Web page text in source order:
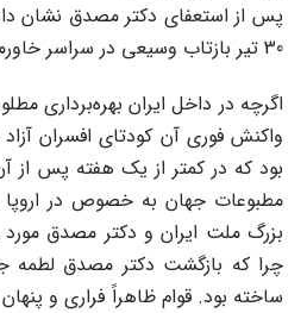
پس از استعفای دکتر مصدق نشان
30 تیر بازتاب وسیعی در سراسر خاورمیانه داشت.
اگرچه در داخل ایران بهره‌برداری
واکنش فوری آن کودتای افسران
مطبوعات جهان به خصوص در اروپا
بزرگ ملت ایران و دکتر مصدق
چرا که بازگشت دکتر مصدق لطمه
ساخته بود. قوام ظاهراً فراری و